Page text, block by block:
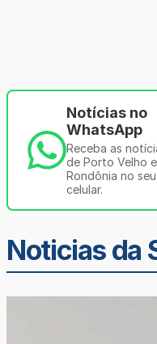
Notícias no
WhatsApp
Receba as
de Porto Velho e
Rondônia no seu
celular.
Noticias da